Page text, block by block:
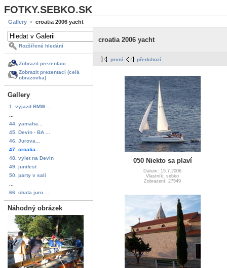
FOTKY.SEBKO.SK
Gallery croatia 2006 yacht
Rozšířené hledání
Zobrazit prezentaci
Zobrazit prezentaci (celá
obrazovka)
Gallery
1. vyjazd BMW ...
44. yamaha...
45. Devin - BA ...
46. Jurova...
47. croatia...
48. vylet na Devin
49. junifest
50. party v sali
66. chata juro ...
Náhodný obrázek
croatia 2006 yacht
první předchozí
050 Niekto sa plaví
Datum: 15.7.2006
Vlastník: sebko
Zobrazení: 27549